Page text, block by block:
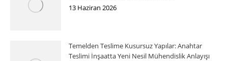
13 Haziran 2026
Temelden Teslime Kusursuz Yapılar: Anahtar
Teslimi İnşaatta Yeni Nesil Mühendislik Anlayışı